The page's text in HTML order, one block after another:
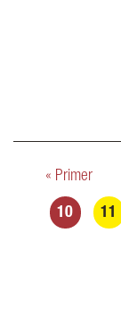
Pàgines
« Primer
10 11